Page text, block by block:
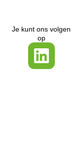
Je kunt ons volgen
op